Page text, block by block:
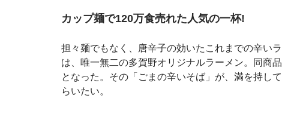
カップ麺で120万食売れた人気の一杯!
担々麺でもなく、唐辛子の効いたこれまでの辛い
は、唯一無二の多賀野オリジナルラーメン。同商
となった。その「ごまの辛いそば」が、満を持し
らいたい。